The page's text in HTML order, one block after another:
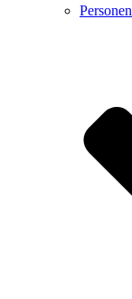
Personen